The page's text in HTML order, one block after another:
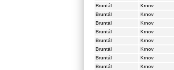
Bruntál
Krnov
Bruntál
Krnov
Bruntál
Krnov
Bruntál
Krnov
Bruntál
Krnov
Bruntál
Krnov
Bruntál
Krnov
Bruntál
Krnov